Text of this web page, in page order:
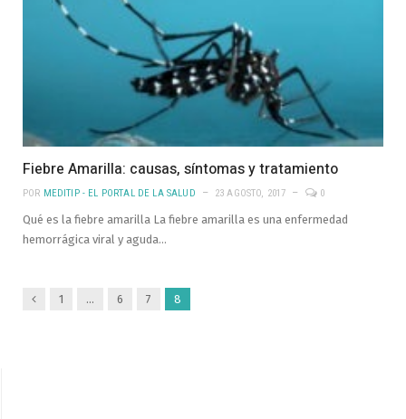
Fiebre Amarilla: causas, síntomas y tratamiento
POR MEDITIP - EL PORTAL DE LA SALUD 23 AGOSTO, 2017 0
Qué es la fiebre amarilla La fiebre amarilla es una enfermedad
hemorrágica viral y aguda…
Anterior
1 … 6 7 8